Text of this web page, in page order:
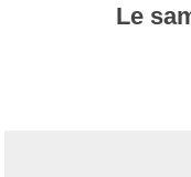
Le